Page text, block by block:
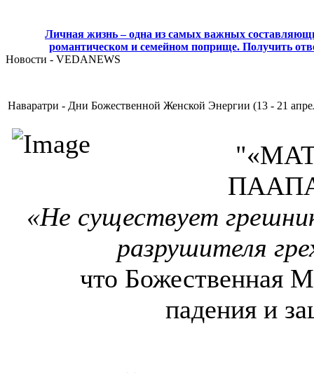
Личная жизнь – одна из самых важных
романтическом и семейном поприще. Получить
Новости - VEDANEWS
Наваратри - Дни Божественной Женской Энергии (13 - 21
«Не существует
разрушителя
что Божественная
падения и